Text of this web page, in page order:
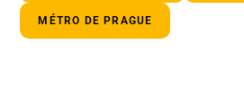
MÉTRO DE PRAGUE